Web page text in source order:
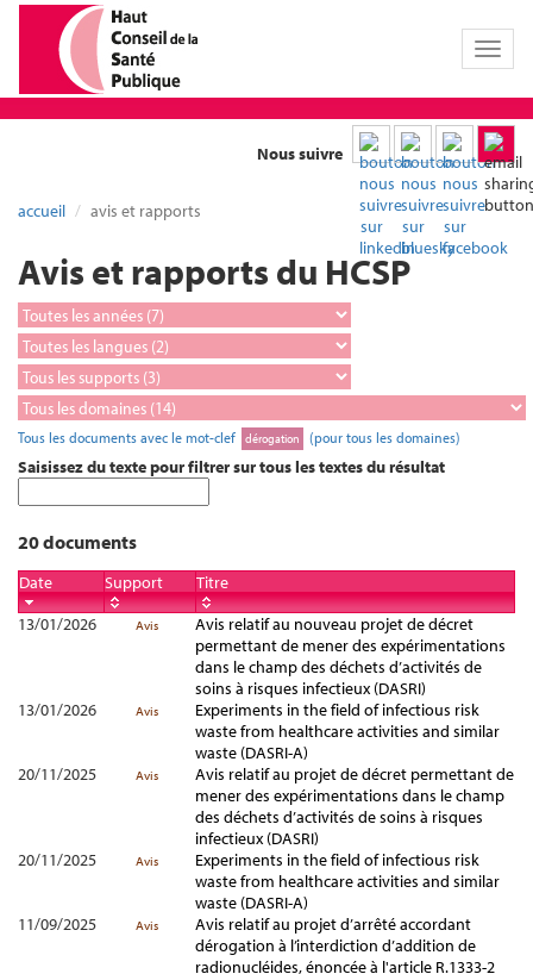
Toggle
Nous suivre
accueil avis et rapports
Avis et rapports du HCSP
Tous les documents avec le mot-clef dérogation (pour tous les domaines)
Saisissez du texte pour filtrer sur tous les textes du résultat
20 documents
Date Support
Titre
13/01/2026
Avis
Avis relatif au nouveau projet de décret
permettant de mener des expérimentations
dans le champ des déchets d’activités de
soins à risques infectieux (DASRI)
13/01/2026
Avis
Experiments in the field of infectious risk
waste from healthcare activities and similar
waste (DASRI-A)
20/11/2025
Avis
Avis relatif au projet de décret permettant de
mener des expérimentations dans le champ
des déchets d’activités de soins à risques
infectieux (DASRI)
20/11/2025
Avis
Experiments in the field of infectious risk
waste from healthcare activities and similar
waste (DASRI-A)
11/09/2025
Avis
Avis relatif au projet d’arrêté accordant
dérogation à l’interdiction d’addition de
radionucléides, énoncée à l'article R.1333-2